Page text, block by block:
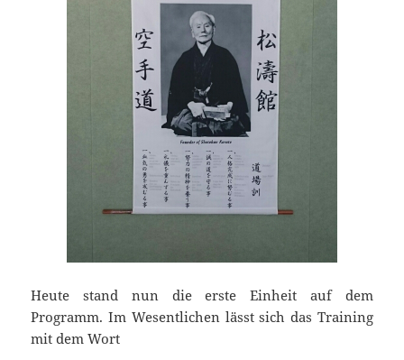
Heute stand nun die erste Einheit auf dem
Programm. Im Wesentlichen lässt sich das Training
mit dem Wort